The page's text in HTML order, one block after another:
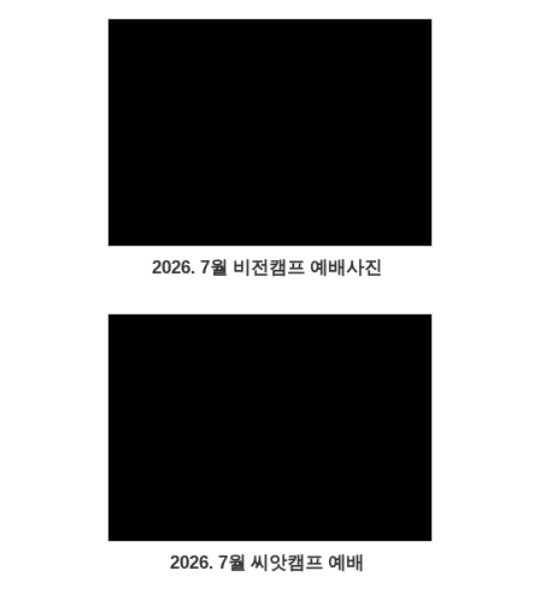
2026. 7월 비전캠프 예배사진
2026. 7월 씨앗캠프 예배